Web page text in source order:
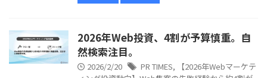
2026年Web投資、4割が予算慎重。自
然検索注目。
2026/2/20 PR TIMES,
【2026年Webマーケテ